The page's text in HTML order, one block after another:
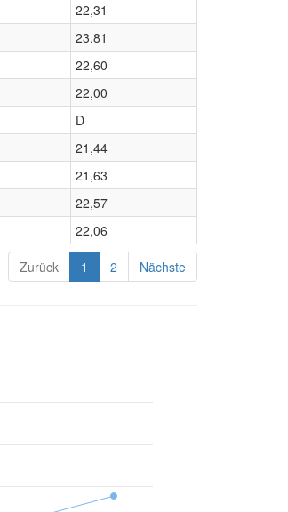
22,31
23,81
22,60
22,00
D
21,44
21,63
22,57
22,06
Zurück 1 2 Nächste